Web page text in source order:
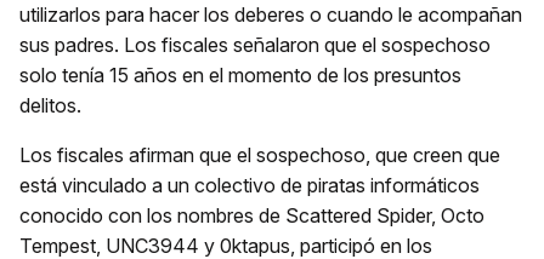
utilizarlos para hacer los deberes o cuando le acompañan
sus padres. Los fiscales señalaron que el sospechoso
solo tenía 15 años en el momento de los presuntos
delitos.
Los fiscales afirman que el sospechoso, que creen que
está vinculado a un colectivo de piratas informáticos
conocido con los nombres de Scattered Spider, Octo
Tempest, UNC3944 y 0ktapus, participó en los